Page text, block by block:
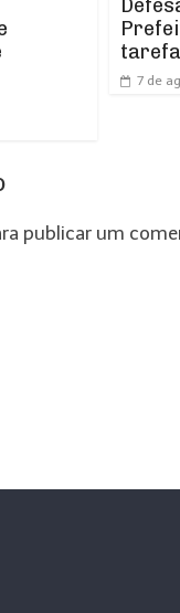
7 de
publicar um